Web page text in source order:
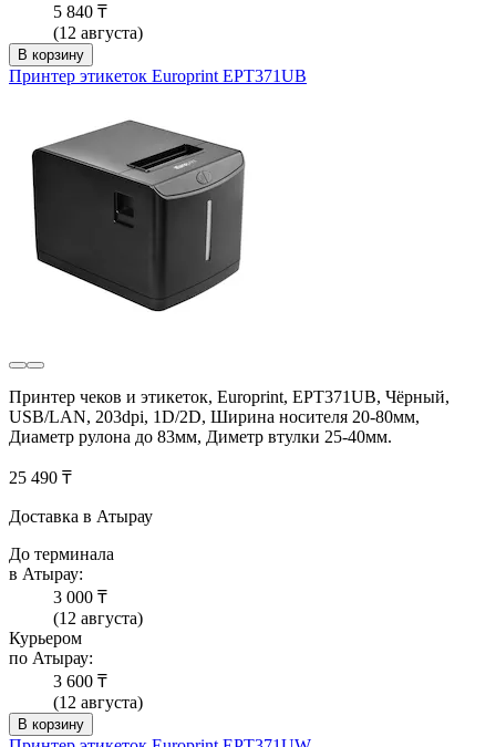
5 840 ₸
(12 августа)
В корзину
Принтер этикеток Europrint EPT371UB
Принтер чеков и этикеток, Europrint, EPT371UB, Чёрный,
USB/LAN, 203dpi, 1D/2D, Ширина носителя 20-80мм,
Диаметр рулона до 83мм, Диметр втулки 25-40мм.
25 490 ₸
Доставка в Атырау
До терминала
в Атырау:
3 000 ₸
(12 августа)
Курьером
по Атырау:
3 600 ₸
(12 августа)
В корзину